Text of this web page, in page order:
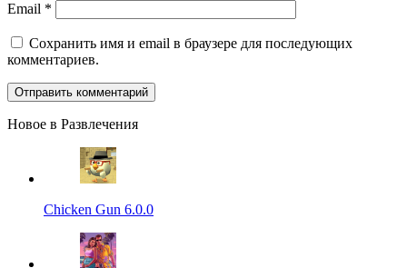
Email *
Сохранить имя и email в браузере для последующих
комментариев.
Новое в Развлечения
Chicken Gun 6.0.0